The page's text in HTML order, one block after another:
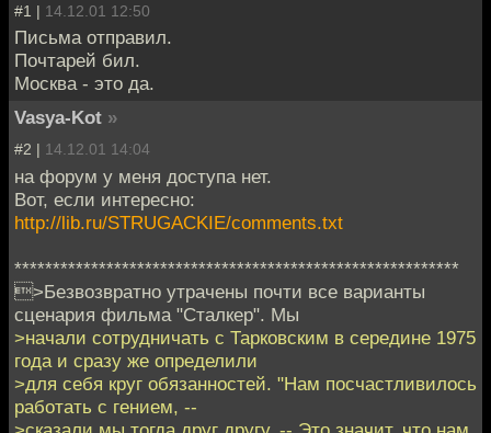
#1 | 14.12.01 12:50
Письма отправил.
Почтарей бил.
Москва - это да.
Vasya-Kot »
#2 | 14.12.01 14:04
на форум у меня доступа нет.
Вот, если интересно:
http://lib.ru/STRUGACKIE/comments.txt
**********************************************************
>Безвозвратно утрачены почти все варианты
сценария фильма "Сталкер". Мы
>начали сотрудничать с Тарковским в середине 1975
года и сразу же определили
>для себя круг обязанностей. "Нам посчастливилось
работать с гением, --